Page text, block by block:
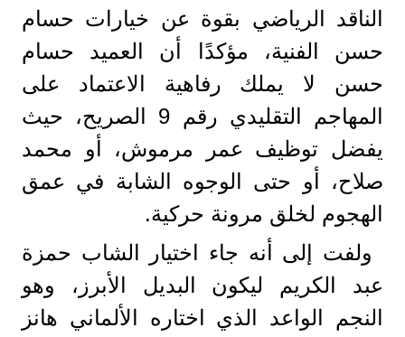
الناقد الرياضي بقوة عن خيارات حسام
حسن الفنية، مؤكدًا أن العميد حسام
حسن لا يملك رفاهية الاعتماد على
المهاجم التقليدي رقم 9 الصريح، حيث
يفضل توظيف عمر مرموش، أو محمد
صلاح، أو حتى الوجوه الشابة في عمق
الهجوم لخلق مرونة حركية.
​ولفت إلى أنه جاء اختيار الشاب حمزة
عبد الكريم ليكون البديل الأبرز، وهو
النجم الواعد الذي اختاره الألماني هانز